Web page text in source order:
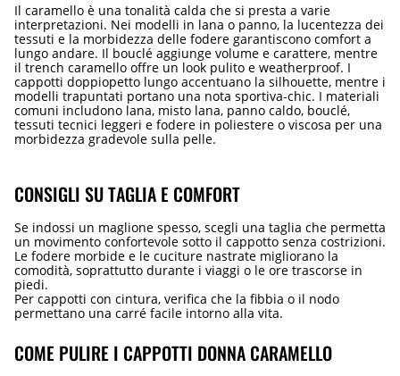
Il caramello è una tonalità calda che si presta a varie
interpretazioni. Nei modelli in lana o panno, la lucentezza dei
tessuti e la morbidezza delle fodere garantiscono comfort a
lungo andare. Il bouclé aggiunge volume e carattere, mentre
il trench caramello offre un look pulito e weatherproof. I
cappotti doppiopetto lungo accentuano la silhouette, mentre i
modelli trapuntati portano una nota sportiva-chic. I materiali
comuni includono lana, misto lana, panno caldo, bouclé,
tessuti tecnici leggeri e fodere in poliestere o viscosa per una
morbidezza gradevole sulla pelle.
CONSIGLI SU TAGLIA E COMFORT
Se indossi un maglione spesso, scegli una taglia che permetta
un movimento confortevole sotto il cappotto senza costrizioni.
Le fodere morbide e le cuciture nastrate migliorano la
comodità, soprattutto durante i viaggi o le ore trascorse in
piedi.
Per cappotti con cintura, verifica che la fibbia o il nodo
permettano una carré facile intorno alla vita.
COME PULIRE I CAPPOTTI DONNA CARAMELLO